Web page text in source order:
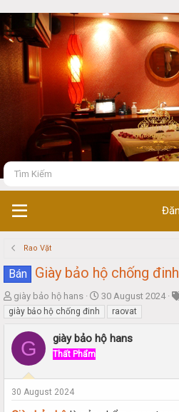
Rao Vặt
Bán Giày bảo hộ chống
T
h
r
e
d
a
giày bảo hộ hans
S
t
a
r
t
30 August 2024
giày bảo hộ chống đinh
raovat
G giày bảo hộ hans
Thất Phẩm
30 August 2024